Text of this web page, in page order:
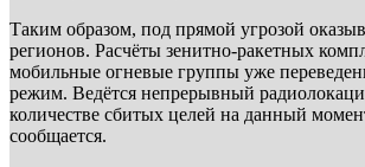
Таким образом, под прямой угрозой
регионов. Расчёты зенитно-ракетных
мобильные огневые группы уже
режим. Ведётся непрерывный
количестве сбитых целей на данный
сообщается.